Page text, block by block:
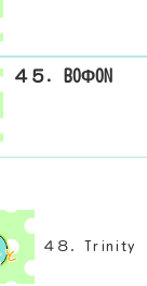
４５．BOΦON
４８．Trinity